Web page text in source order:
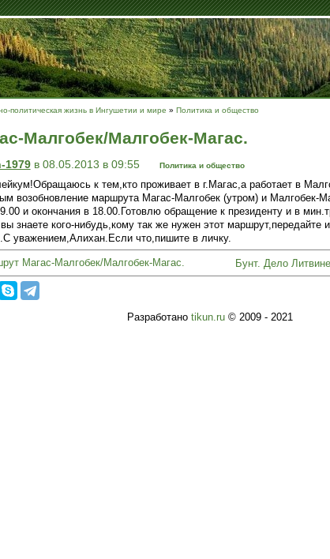
политическая жизнь в Ингушетии и мире » Политика и общество
Малгобек/Малгобек-Магас.
1979в 08.05.2013 в 09:55 Политика и общество
к тем,кто проживает в г.Магас,а работает в
возобновление маршрута Магас-Малгобек (утром) и Малгобек-
и окончания в 18.00.Готовлю обращение к президенту и в
знаете кого-нибудь,кому так же нужен этот
уважением,Алихан.Если что,пишите в личку.
Магас-Малгобек/Малгобек-Магас. Бунт. Дело
Разработано tikun.ru© 2009 - 2021